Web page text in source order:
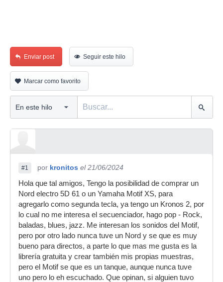
Enviar post Seguir este hilo
Marcar como favorito
#1 por kronitos el 21/06/2024
Hola que tal amigos, Tengo la posibilidad de comprar un
Nord electro 5D 61 o un Yamaha Motif XS, para
agregarlo como segunda tecla, ya tengo un Kronos 2, por
lo cual no me interesa el secuenciador, hago pop - Rock,
baladas, blues, jazz. Me interesan los sonidos del Motif,
pero por otro lado nunca tuve un Nord y se que es muy
bueno para directos, a parte lo que mas me gusta es la
librería gratuita y crear también mis propias muestras,
pero el Motif se que es un tanque, aunque nunca tuve
uno pero lo eh escuchado. Que opinan, si alguien tuvo